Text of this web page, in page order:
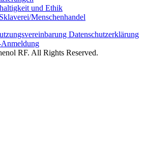
und Ethik
Menschenhandel
Datenschutzerklärung
RF. All Rights Reserved.